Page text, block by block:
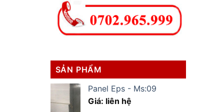
SẢN PHẨM
Panel Eps - Ms:09
Giá: liên hệ